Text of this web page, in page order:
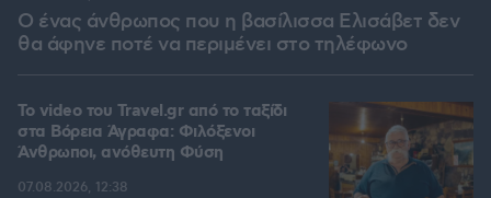
Ο ένας άνθρωπος που η βασίλισσα Ελισάβετ δεν
θα άφηνε ποτέ να περιμένει στο τηλέφωνο
To video του Travel.gr από το ταξίδι
στα Βόρεια Άγραφα: Φιλόξενοι
Άνθρωποι, ανόθευτη Φύση
07.08.2026, 12:38